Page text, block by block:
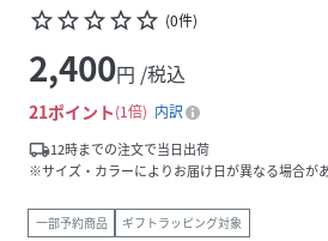
star_borderstar_borderstar_borderstar_borderstar_border (0件)
2,400円 /税込
21ポイント 1倍
内訳
local_shipping12時までの注文で当日出荷
※サイズ・カラーによりお届け日が異なる場合があ
一部予約商品 ギフトラッピング対象